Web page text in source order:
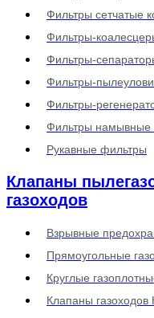
Фильтры сетчатые
Фильтры-
Фильтры-
Фильтры-
Фильтры-
Фильтры
Рукавные фильтры
Клапаны
газоходов
Взрывные
Прямоугольные
Круглые
Клапаны